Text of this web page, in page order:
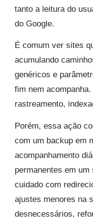
tanto a leitura do
do Google.
É comum ver sites
acumulando
genéricos e
fim nem
rastreamento,
Porém, essa ação
com um backup em
acompanhamento
permanentes em
cuidado com
ajustes menores na
desnecessários,